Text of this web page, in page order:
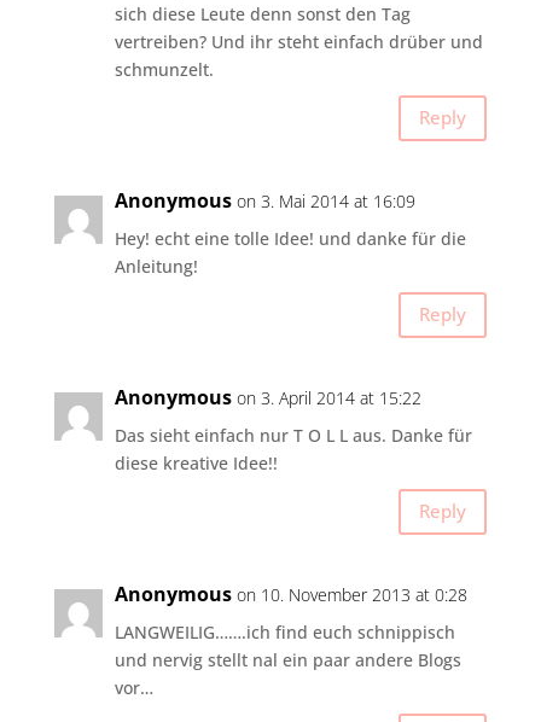
sich diese Leute denn sonst den Tag
vertreiben? Und ihr steht einfach drüber und
schmunzelt.
Reply
Anonymous on 3. Mai 2014 at 16:09
Hey! echt eine tolle Idee! und danke für die
Anleitung!
Reply
Anonymous on 3. April 2014 at 15:22
Das sieht einfach nur T O L L aus. Danke für
diese kreative Idee!!
Reply
Anonymous on 10. November 2013 at 0:28
LANGWEILIG…….ich find euch schnippisch
und nervig stellt nal ein paar andere Blogs
vor…